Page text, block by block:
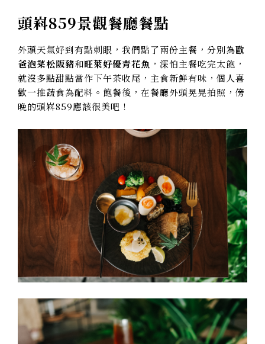
頭嵙859景觀餐廳餐點
外頭天氣好到有點刺眼，我們點了兩份主餐，分別為歐
爸泡菜松阪豬和旺萊好優青花魚 ，深怕主餐吃完太飽，
就沒多點甜點當作下午茶收尾，主食新鮮有味，個人喜
歡一推蔬食為配料。飽餐後，在餐廳外頭晃晃拍照，傍
晚的頭嵙859應該很美吧！